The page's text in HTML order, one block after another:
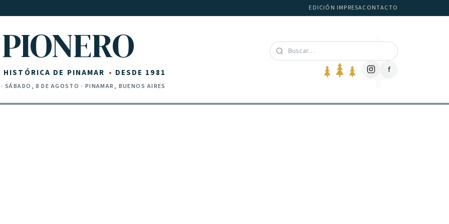
EDICIÓN IMPRESACONTACTO
PIONERO
HISTÓRICA DE PINAMAR DESDE 1981
· SÁBADO, 8 DE AGOSTO · PINAMAR, BUENOS AIRES
f